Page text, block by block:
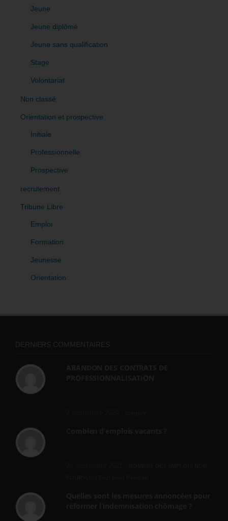
Jeune
Jeune diplômé
Jeune sans qualification
Stage
Volontariat
Non classé
Orientation et prospective
Initiale
Professionnelle
Prospective
recrutement
Tribune Libre
Emploi
Formation
Jeunesse
Orientation
DERNIERS COMMENTAIRES